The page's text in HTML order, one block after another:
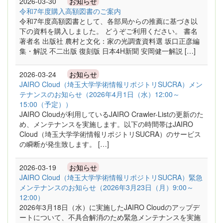
令和7年度購入高額図書のご案内
令和7年度高額図書として、各部局からの推薦に基づき以
下の資料を購入しました。 どうぞご利用ください。 書名
著者名 出版社 農村と文化：家の光調査資料選 坂口正彦編
集・解説 不二出版 復刻版 日本4H新聞 安岡健一解説 […]
2026-03-24 お知らせ
JAIRO Cloud（埼玉大学学術情報リポジトリSUCRA）メン
テナンスのお知らせ（2026年4月1日（水）12:00～
15:00（予定））
JAIRO Cloudが利用しているJAIRO Crawler-Listの更新のた
め、メンテナンスを実施します。以下の時間帯はJAIRO
Cloud（埼玉大学学術情報リポジトリSUCRA）のサービス
の瞬断が発生致します。 […]
2026-03-19 お知らせ
JAIRO Cloud（埼玉大学学術情報リポジトリSUCRA）緊急
メンテナンスのお知らせ（2026年3月23日（月）9:00～
12:00）
2026年3月18日（水）に実施したJAIRO Cloudのアップデ
ートについて、不具合解消のため緊急メンテナンスを実施